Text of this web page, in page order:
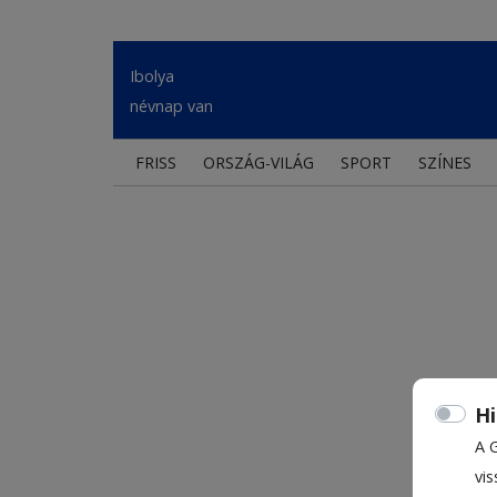
A
Ibolya
névnap van
FRISS ORSZÁG-VILÁG SPORT SZÍNES